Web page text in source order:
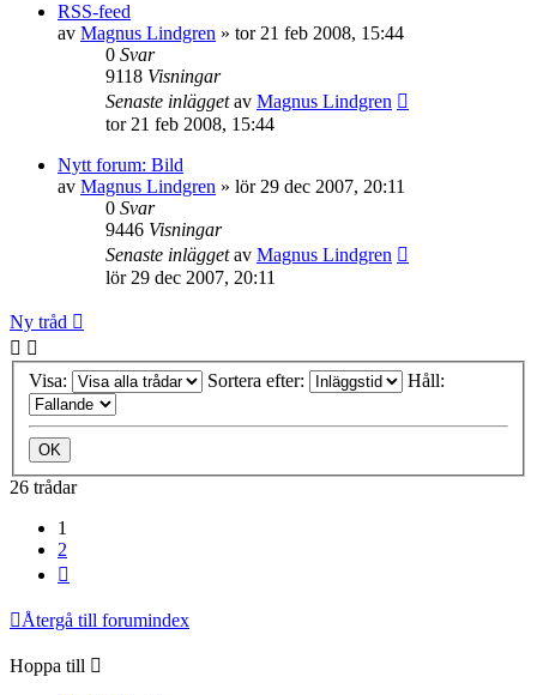
RSS-feed
av Magnus Lindgren » tor 21 feb 2008, 15:44
0 Svar
9118 Visningar
Senaste inläggetav Magnus Lindgren
tor 21 feb 2008, 15:44
Nytt forum: Bild
av Magnus Lindgren » lör 29 dec 2007, 20:11
0 Svar
9446 Visningar
Senaste inläggetav Magnus Lindgren
lör 29 dec 2007, 20:11
Ny tråd
Visa: Sortera efter: Håll:
26 trådar
1
2
Återgå till forumindex
Hoppa till